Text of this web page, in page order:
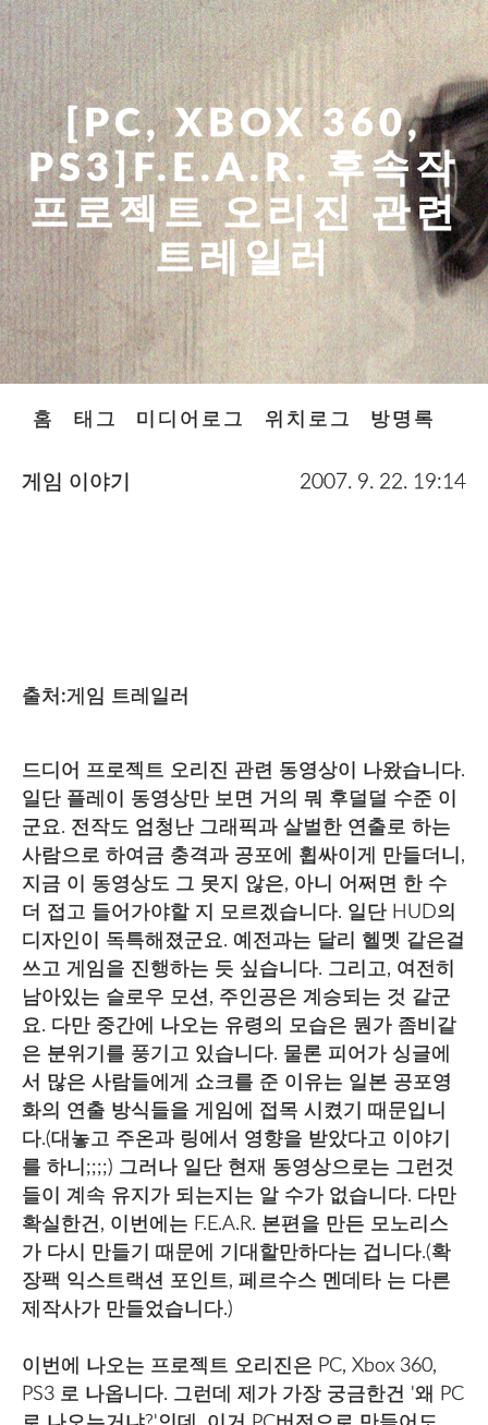
[PC, XBOX 360,
PS3]F.E.A.R. 후속작
프로젝트 오리진 관련
트레일러
홈 태그 미디어로그 위치로그 방명록
게임 이야기 2007. 9. 22. 19:14
출처:게임 트레일러
드디어 프로젝트 오리진 관련 동영상이 나왔습니다.
일단 플레이 동영상만 보면 거의 뭐 후덜덜 수준 이
군요. 전작도 엄청난 그래픽과 살벌한 연출로 하는
사람으로 하여금 충격과 공포에 휩싸이게 만들더니,
지금 이 동영상도 그 못지 않은, 아니 어쩌면 한 수
더 접고 들어가야할 지 모르겠습니다. 일단 HUD의
디자인이 독특해졌군요. 예전과는 달리 헬멧 같은걸
쓰고 게임을 진행하는 듯 싶습니다. 그리고, 여전히
남아있는 슬로우 모션, 주인공은 계승되는 것 같군
요. 다만 중간에 나오는 유령의 모습은 뭔가 좀비같
은 분위기를 풍기고 있습니다. 물론 피어가 싱글에
서 많은 사람들에게 쇼크를 준 이유는 일본 공포영
화의 연출 방식들을 게임에 접목 시켰기 때문입니
다.(대놓고 주온과 링에서 영향을 받았다고 이야기
를 하니;;;;) 그러나 일단 현재 동영상으로는 그런것
들이 계속 유지가 되는지는 알 수가 없습니다. 다만
확실한건, 이번에는 F.E.A.R. 본편을 만든 모노리스
가 다시 만들기 때문에 기대할만하다는 겁니다.(확
장팩 익스트랙션 포인트, 페르수스 멘데타 는 다른
제작사가 만들었습니다.)
이번에 나오는 프로젝트 오리진은 PC, Xbox 360,
PS3 로 나옵니다. 그런데 제가 가장 궁금한건 '왜 PC